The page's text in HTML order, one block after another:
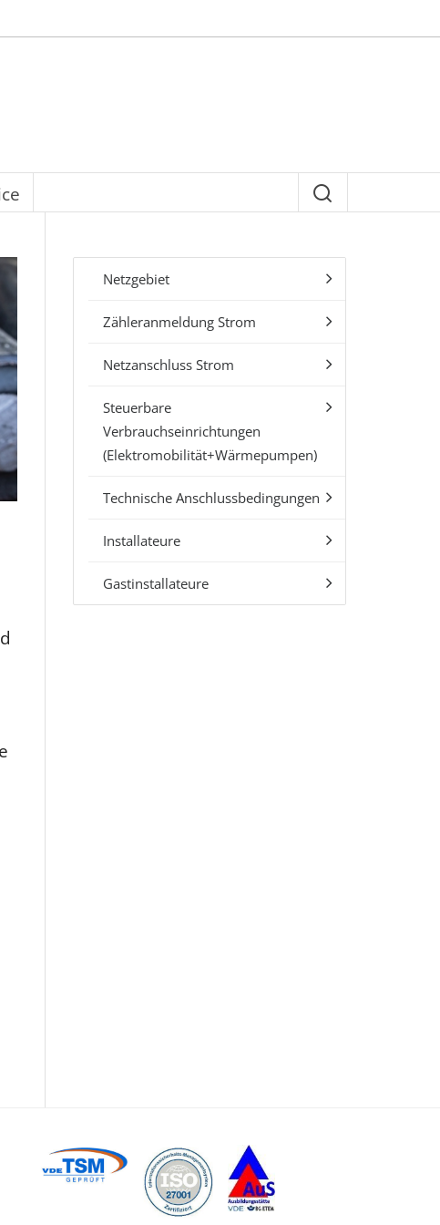
Netzgebiet
Zähleranmeldung Strom
Netzanschluss Strom
Steuerbare
Verbrauchseinrichtungen
(Elektromobilität+Wärmepumpen)
Technische Anschlussbedingungen
Installateure
Gastinstallateure